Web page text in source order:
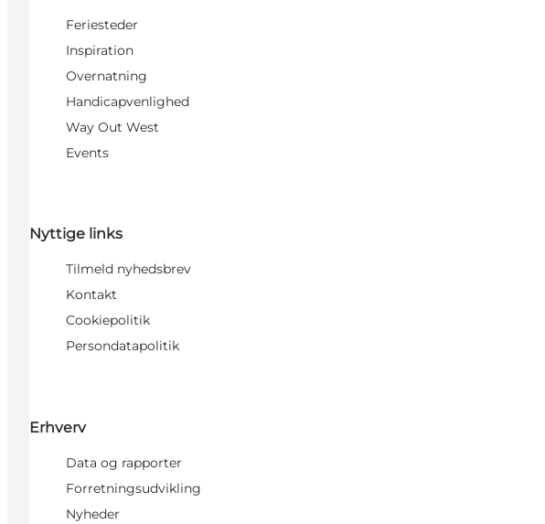
Feriesteder
Inspiration
Overnatning
Handicapvenlighed
Way Out West
Events
Nyttige links
Tilmeld nyhedsbrev
Kontakt
Cookiepolitik
Persondatapolitik
Erhverv
Data og rapporter
Forretningsudvikling
Nyheder